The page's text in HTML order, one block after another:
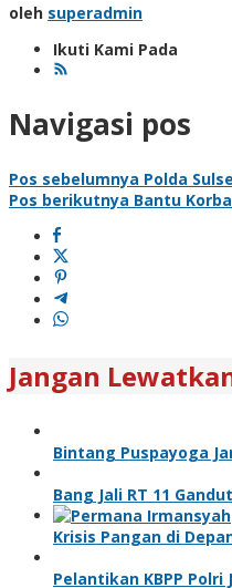
oleh superadmin
Ikuti Kami Pada
Navigasi pos
Pos sebelumnya Polda
Pos berikutnya Bantu
Jangan
Bintang Puspayoga
Bang Jali RT 11
Krisis Pangan di
Pelantikan KBPP